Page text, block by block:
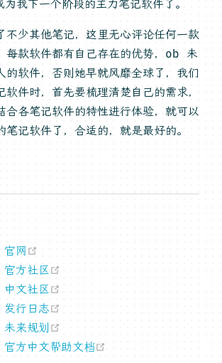
我下一个阶段的主力笔记软件了。
不少其他笔记，这里无心评论任何一款
每款软件都有自己存在的优势，ob 未
的软件，否则她早就风靡全球了，我们
软件时，首先要梳理清楚自己的需求，
合各笔记软件的特性进行体验，就可以
笔记软件了，合适的，就是最好的。
网
方社区
文社区
行日志
来规划
方中文帮助文档